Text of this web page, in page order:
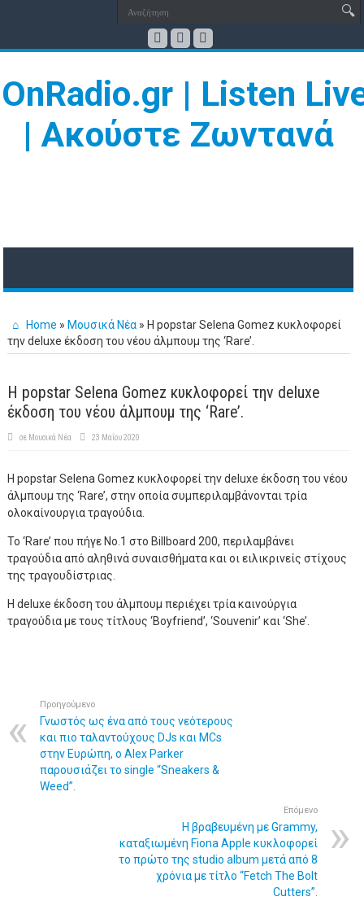
Home » Μουσικά Νέα » Η popstar Selena Gomez κυκλοφορεί
την deluxe έκδοση του νέου άλμπουμ της ‘Rare’.
Η popstar Selena Gomez κυκλοφορεί την deluxe
έκδοση του νέου άλμπουμ της ‘Rare’.
σε Μουσικά Νέα 23 Μαΐου 2020
Η popstar Selena Gomez κυκλοφορεί την deluxe έκδοση του νέου
άλμπουμ της ‘Rare’, στην οποία συμπεριλαμβάνονται τρία
ολοκαίνουργια τραγούδια.
To ‘Rare’ που πήγε Νο.1 στο Billboard 200, περιλαμβάνει
τραγούδια από αληθινά συναισθήματα και οι ειλικρινείς στίχους
της τραγουδίστριας.
Η deluxe έκδοση του άλμπουμ περιέχει τρία καινούργια
τραγούδια με τους τίτλους ‘Boyfriend’, ‘Souvenir’ και ‘She’.
Προηγούμενο
Γνωστός ως ένα από τους νεότερους
και πιο ταλαντούχους DJs και MCs
στην Ευρώπη, ο Alex Parker
παρουσιάζει το single “Sneakers &
Weed”.
Επόμενο
Η βραβευμένη με Grammy,
καταξιωμένη Fiona Apple κυκλοφορεί
το πρώτο της studio album μετά από 8
χρόνια με τίτλο “Fetch The Bolt
Cutters”.